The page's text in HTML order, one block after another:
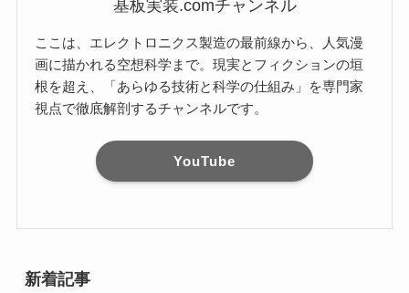
基板実装.comチャンネル
ここは、エレクトロニクス製造の最前線から、人気漫
画に描かれる空想科学まで。現実とフィクションの垣
根を超え、「あらゆる技術と科学の仕組み」を専門家
視点で徹底解剖するチャンネルです。
YouTube
新着記事